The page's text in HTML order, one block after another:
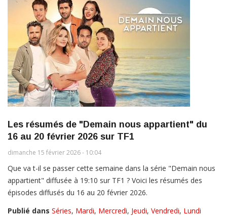
Les résumés de "Demain nous appartient" du
16 au 20 février 2026 sur TF1
dimanche 15 février 2026 - 10:04
Que va t-il se passer cette semaine dans la série "Demain nous
appartient" diffusée à 19:10 sur TF1 ? Voici les résumés des
épisodes diffusés du 16 au 20 février 2026.
Publié dans Séries, Mardi, Mercredi, Jeudi, Vendredi, Lundi